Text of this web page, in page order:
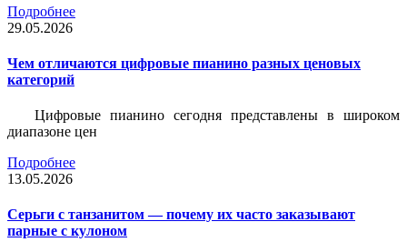
Подробнее
29.05.2026
Чем отличаются цифровые пианино разных ценовых
категорий
Цифровые пианино сегодня представлены в широком
диапазоне цен
Подробнее
13.05.2026
Серьги с танзанитом — почему их часто заказывают
парные с кулоном